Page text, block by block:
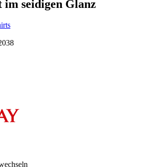
im seidigen Glanz